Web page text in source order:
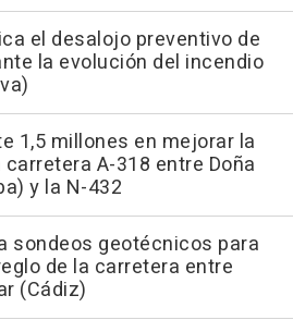
el desalojo preventivo de
la evolución del incendio
1,5 millones en mejorar la
A-318 entre Doña
y la N-432
sondeos geotécnicos para
de la carretera entre
(Cádiz)